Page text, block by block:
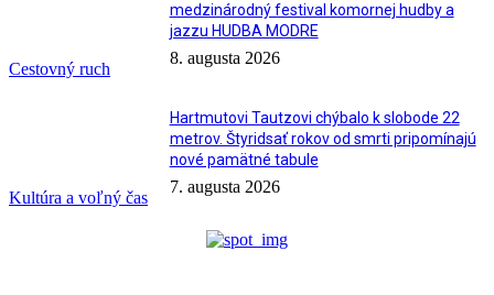
Cestovný ruch
medzinárodný festival komornej hudby a
jazzu HUDBA MODRE
8. augusta 2026
Kultúra a voľný čas
Hartmutovi Tautzovi chýbalo k slobode 22
metrov. Štyridsať rokov od smrti pripomínajú
nové pamätné tabule
7. augusta 2026